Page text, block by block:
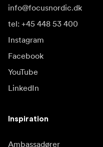
info@focusnordic.dk
tel: +45 448 53 400
Instagram
Facebook
YouTube
LinkedIn
Inspiration
Ambassadører